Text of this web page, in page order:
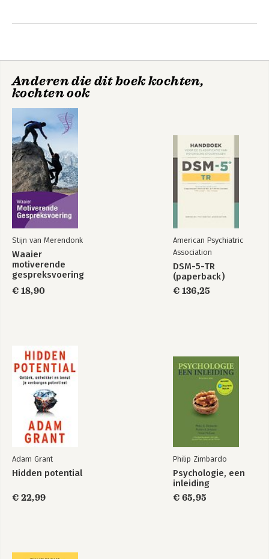
ervaring op als toezichthouder in de
op werk- en levensvragen.
Andere boeken door Annerieke
Hoe overleef ik mijn
baas?
Bekijk alle boeken
Anderen die dit boek kochten,
kochten ook
Stijn van Merendonk
Waaier
motiverende
gespreksvoering
€ 18,90
American Psychiatric
Association
DSM-5-TR
(paperback)
€ 136,25
Adam Grant
Hidden potential
€ 22,99
Philip Zimbardo
Psychologie, een
inleiding
€ 65,95